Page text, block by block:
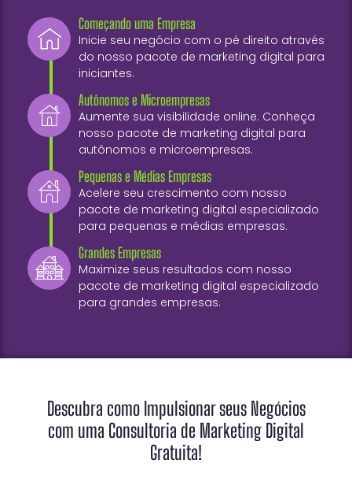
Começando uma Empresa
Inicie seu negócio com o pé direito através
do nosso pacote de marketing digital para
iniciantes.
Autônomos e Microempresas
Aumente sua visibilidade online. Conheça
nosso pacote de marketing digital para
autônomos e microempresas.
Pequenas e Médias Empresas
Acelere seu crescimento com nosso
pacote de marketing digital especializado
para pequenas e médias empresas.
Grandes Empresas
Maximize seus resultados com nosso
pacote de marketing digital especializado
para grandes empresas.
Descubra como Impulsionar seus Negócios
com uma Consultoria de Marketing Digital
Gratuita!